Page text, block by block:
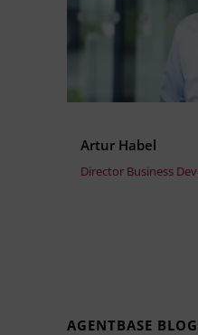
Artur Habel
Director Business
AGENTBASE BLOG